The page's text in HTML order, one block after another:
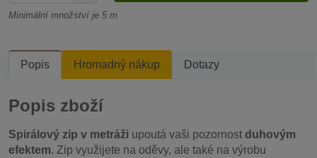
Minimální množství je 5 m
Popis Hromadný nákup Dotazy
Popis zboží
Spirálový zip v metráži upoutá vaši pozornost duhovým
efektem. Zip využijete na oděvy, ale také na výrobu